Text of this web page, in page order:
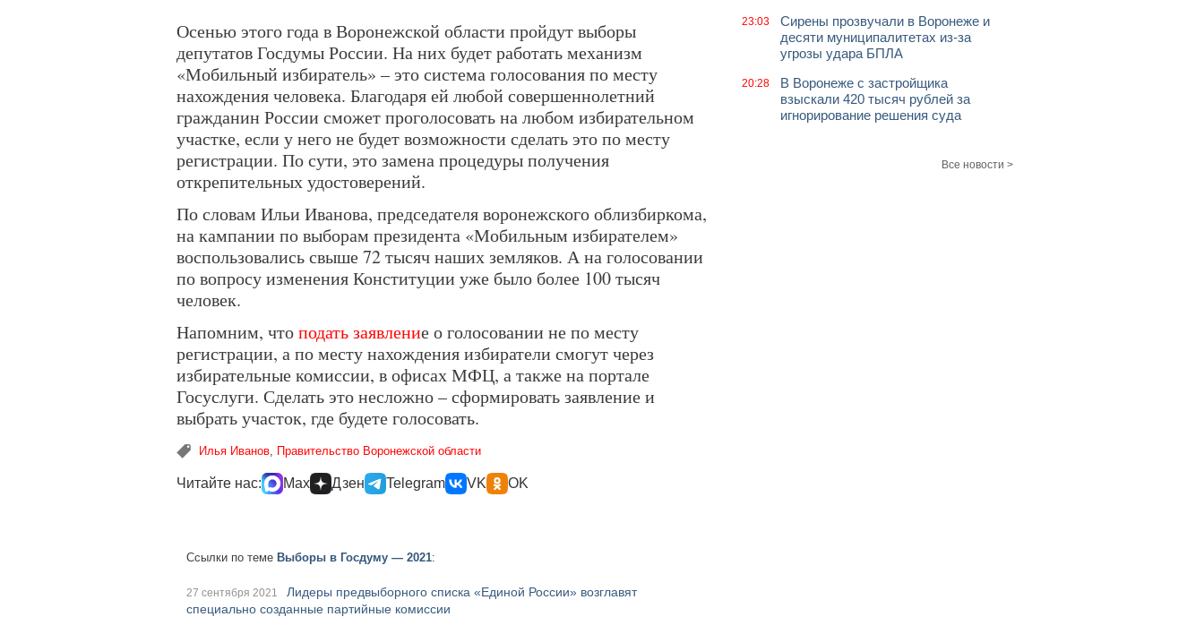
Осенью этого года в Воронежской области пройдут выборы
депутатов Госдумы России. На них будет работать механизм
«Мобильный избиратель» – это система голосования по месту
нахождения человека. Благодаря ей любой совершеннолетний
гражданин России сможет проголосовать на любом избирательном
участке, если у него не будет возможности сделать это по месту
регистрации. По сути, это замена процедуры получения
открепительных удостоверений.
По словам Ильи Иванова, председателя воронежского облизбиркома,
на кампании по выборам президента «Мобильным избирателем»
воспользовались свыше 72 тысяч наших земляков. А на голосовании
по вопросу изменения Конституции уже было более 100 тысяч
человек.
Напомним, чтоподать заявление о голосовании не по месту
регистрации, а по месту нахождения избиратели смогут через
избирательные комиссии, в офисах МФЦ, а также на портале
Госуслуги. Сделать это несложно – сформировать заявление и
выбрать участок, где будете голосовать.
Илья Иванов, Правительство Воронежской области
Читайте нас: Max Дзен Telegram VK OK
Ссылки по теме Выборы в Госдуму — 2021:
27 сентября 2021
Лидеры предвыборного списка «Единой России» возглавят
специально созданные партийные комиссии
23:03
Сирены прозвучали в Воронеже и
десяти муниципалитетах из-за
угрозы удара БПЛА
20:28
В Воронеже с застройщика
взыскали 420 тысяч рублей за
игнорирование решения суда
Все новости >